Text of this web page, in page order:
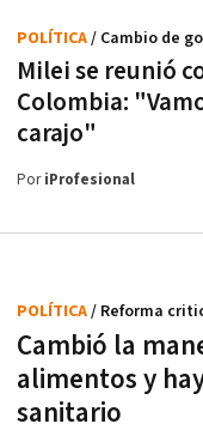
Milei se reunió
Colombia:
carajo"
POLÍTICA/ Cambio de
PoriProfesional
Cambió la
alimentos y
sanitario
POLÍTICA/ Reforma